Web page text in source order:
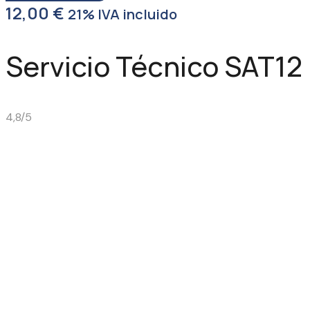
12,00 € 21% IVA incluido
Servicio Técnico SAT12
4,8/5